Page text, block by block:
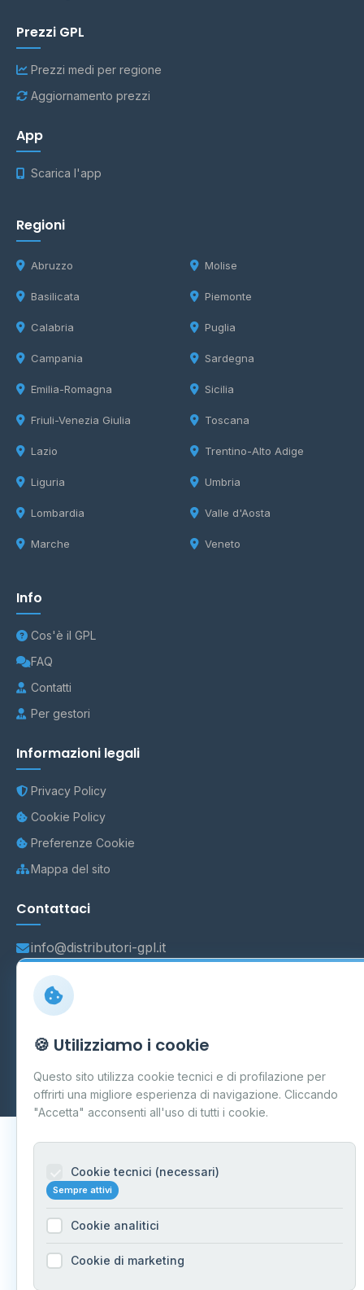
Prezzi GPL
Prezzi medi per regione
Aggiornamento prezzi
App
Scarica l'app
Regioni
Abruzzo
Basilicata
Calabria
Campania
Emilia-Romagna
Friuli-Venezia Giulia
Lazio
Liguria
Lombardia
Marche
Molise
Piemonte
Puglia
Sardegna
Sicilia
Toscana
Trentino-Alto Adige
Umbria
Valle d'Aosta
Veneto
Info
Cos'è il GPL
FAQ
Contatti
Per gestori
Informazioni legali
Privacy Policy
Cookie Policy
Preferenze Cookie
Mappa del sito
Contattaci
info@distributori-gpl.it
Carpi P.IVA 03859300364
Dati forniti daMinistero delle Imprese e del Made in Italy
Aggiornamento quotidiano
🍪 Utilizziamo i cookie
Questo sito utilizza cookie tecnici e di profilazione per
offrirti una migliore esperienza di navigazione. Cliccando
"Accetta" acconsenti all'uso di tutti i cookie.
Cookie tecnici (necessari)
Sempre attivi
Cookie analitici
Cookie di marketing